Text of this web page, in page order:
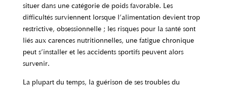
situer dans une catégorie de poids favorable. Les
difficultés surviennent lorsque l’alimentation devient trop
restrictive, obsessionnelle ; les risques pour la santé sont
liés aux carences nutritionnelles, une fatigue chronique
peut s’installer et les accidents sportifs peuvent alors
survenir.
La plupart du temps, la guérison de ses troubles du